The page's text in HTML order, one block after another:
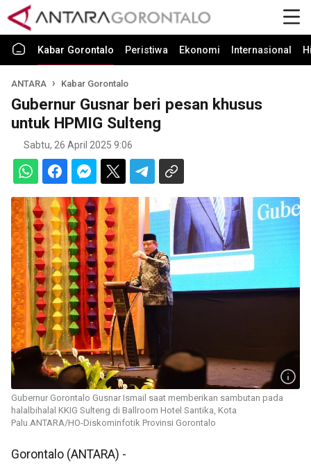
Kabar Gorontalo Peristiwa Ekonomi Internasional
ANTARA Kabar Gorontalo
Gubernur Gusnar beri pesan khusus
untuk HPMIG Sulteng
Sabtu, 26 April 2025 9:06
Gubernur Gorontalo Gusnar Ismail saat memberikan sambutan pada
halalbihalal KKIG Sulteng di Ballroom Hotel Santika, Kota
Palu.ANTARA/HO-Diskominfotik Provinsi Gorontalo
Gorontalo (ANTARA) -